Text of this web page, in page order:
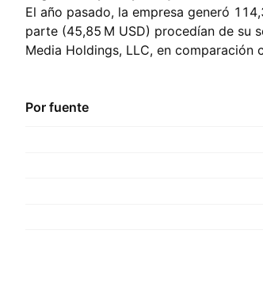
El año pasado, la empresa generó
parte (‪45,85 M‬ USD) procedían de su
Media Holdings, LLC, en comparación
Por fuente